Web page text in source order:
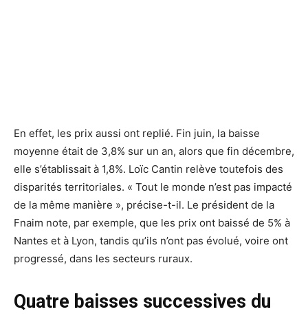
En effet, les prix aussi ont replié. Fin juin, la baisse
moyenne était de 3,8% sur un an, alors que fin décembre,
elle s’établissait à 1,8%. Loïc Cantin relève toutefois des
disparités territoriales. « Tout le monde n’est pas impacté
de la même manière », précise-t-il. Le président de la
Fnaim note, par exemple, que les prix ont baissé de 5% à
Nantes et à Lyon, tandis qu’ils n’ont pas évolué, voire ont
progressé, dans les secteurs ruraux.
Quatre baisses successives du